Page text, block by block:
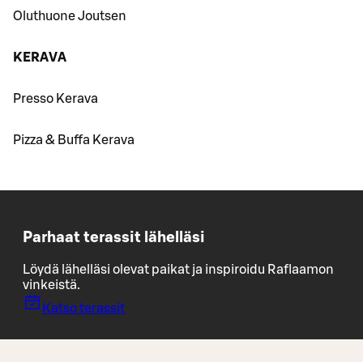
Oluthuone Joutsen
KERAVA
Presso Kerava
Pizza & Buffa Kerava
Parhaat terassit lähelläsi
Löydä lähelläsi olevat paikat ja inspiroidu Raflaamon
vinkeistä.
Katso terassit